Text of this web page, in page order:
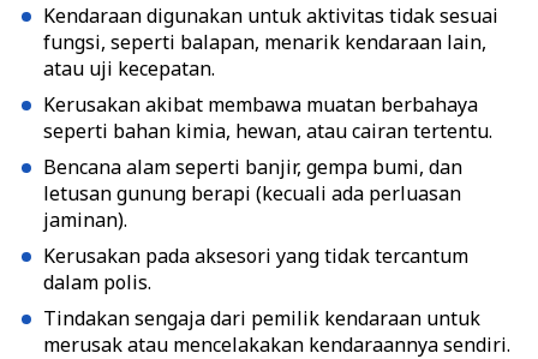
Kendaraan digunakan untuk aktivitas tidak sesuai
fungsi, seperti balapan, menarik kendaraan lain,
atau uji kecepatan.
Kerusakan akibat membawa muatan berbahaya
seperti bahan kimia, hewan, atau cairan tertentu.
Bencana alam seperti banjir, gempa bumi, dan
letusan gunung berapi (kecuali ada perluasan
jaminan).
Kerusakan pada aksesori yang tidak tercantum
dalam polis.
Tindakan sengaja dari pemilik kendaraan untuk
merusak atau mencelakakan kendaraannya sendiri.